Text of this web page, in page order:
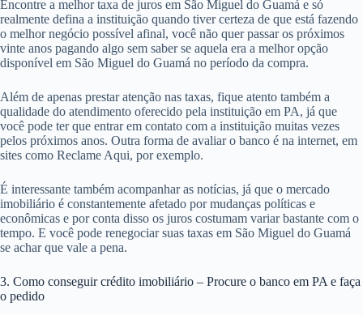
1. Como conseguir crédito imobiliário-Faça uma simulação de crédito
imobiliário
A maioria das instituições em São Miguel do Guamá oferecem a
possibilidade de fazer uma simulação online para o financiamento do
os prazos e opções de pagamento de seu crédito imobiliário.
2. Escolha a instituição financeira em São Miguel do Guamá
Pesquise qual a melhor instituição como se a sua vida dependesse
Encontre a melhor taxa de juros em São Miguel do Guamá e só
realmente defina a instituição quando tiver certeza de que está fazendo
o melhor negócio possível afinal, você não quer passar os próximos
vinte anos pagando algo sem saber se aquela era a melhor opção
Além de apenas prestar atenção nas taxas, fique atento também a